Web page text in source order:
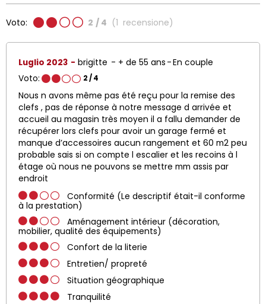
Voto: 2 / 4 (1 recensione)
Luglio 2023 brigitte + de 55 ans
En couple
Voto:
2/ 4
Nous n avons même pas été reçu pour la remise des
clefs , pas de réponse à notre message d arrivée et
accueil au magasin très moyen il a fallu demander de
récupérer lors clefs pour avoir un garage fermé et
manque d’accessoires aucun rangement et 60 m2 peu
probable sais si on compte l escalier et les recoins à l
étage où nous ne pouvons se mettre mm assis par
endroit
Conformité (Le descriptif était-il conforme
à la prestation)
Aménagement intérieur (décoration,
mobilier, qualité des équipements)
Confort de la literie
Entretien/ propreté
Situation géographique
Tranquilité